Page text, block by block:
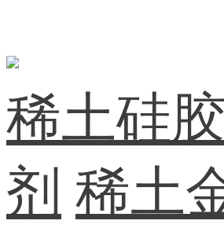
稀土硅
剂 稀土